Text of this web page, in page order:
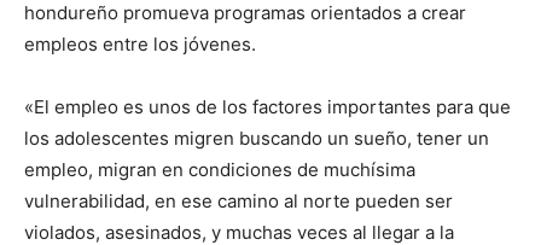
hondureño promueva programas orientados a crear
empleos entre los jóvenes.
«El empleo es unos de los factores importantes para que
los adolescentes migren buscando un sueño, tener un
empleo, migran en condiciones de muchísima
vulnerabilidad, en ese camino al norte pueden ser
violados, asesinados, y muchas veces al llegar a la